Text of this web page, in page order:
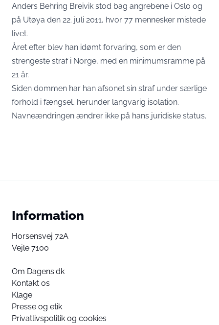
Anders Behring Breivik stod bag angrebene i Oslo og
på Utøya den 22. juli 2011, hvor 77 mennesker mistede
livet.
Året efter blev han idømt forvaring, som er den
strengeste straf i Norge, med en minimumsramme på
21 år.
Siden dommen har han afsonet sin straf under særlige
forhold i fængsel, herunder langvarig isolation.
Navneændringen ændrer ikke på hans juridiske status.
Information
Horsensvej 72A
Vejle 7100
Om Dagens.dk
Kontakt os
Klage
Presse og etik
Privatlivspolitik og cookies